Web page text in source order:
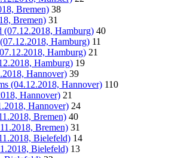
Bremen) 38
Bremen) 31
(07.12.2018, Hamburg) 40
Hamburg) 11
Hamburg) 21
Hamburg) 19
Hannover) 39
(04.12.2018, Hannover) 110
Hannover) 21
Hannover) 24
Bremen) 40
Bremen) 31
Bielefeld) 14
Bielefeld) 13